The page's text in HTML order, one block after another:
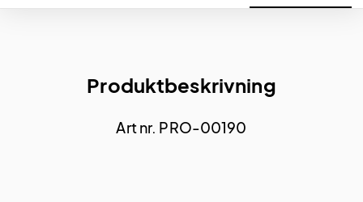
Produktbeskrivning
Art nr. PRO-00190